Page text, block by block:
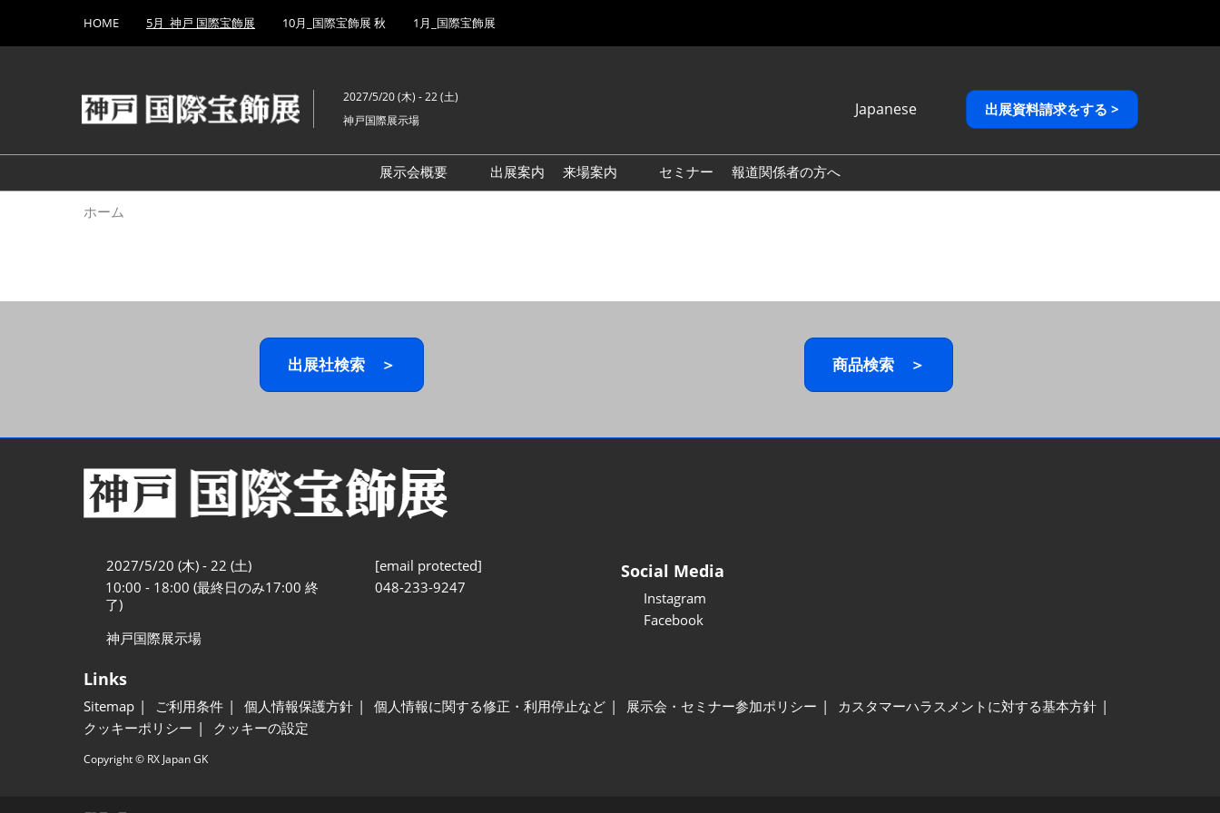
キ
し
て
to
HOME 5月_神戸 国際宝飾展 10月_国際宝飾展 秋 1月_国際宝飾展
2027/5/20 (木) - 22 (土)
神戸国際展示場
Japanese
English
繁體中文
出展資料請求をする >
展示会概要
出展案内
来場案内
セミナー 報道関係者の方へ
ホーム
出展社検索 ＞ 商品検索 ＞
2027/5/20 (木) - 22 (土)
10:00 - 18:00 (最終日のみ17:00 終
了)
神戸国際展示場
[email protected]
048-233-9247
Social Media
Instagram
Facebook
Links
Sitemap ご利用条件 個人情報保護方針 個人情報に関する修正・利用停止など 展示会・セミナー参加ポリシー
カスタマーハラスメントに対する基本方針
クッキーポリシー
クッキーの設定
Copyright © RX Japan GK